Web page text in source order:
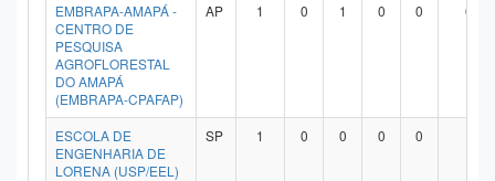
EMBRAPA-AMAPÁ -
CENTRO DE
PESQUISA
AGROFLORESTAL
DO AMAPÁ
(EMBRAPA-CPAFAP)
AP 1 0 1 0 0 0
ESCOLA DE
ENGENHARIA DE
LORENA (USP/EEL)
SP 1 0 0 0 0